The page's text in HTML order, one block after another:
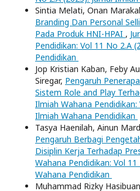
Sintia Melati, Onan
Branding Dan Personal
Pada Produk HNI-HPAI ,
Pendidikan: Vol 11 No 2.A
Pendidikan
Jop Kristian Kaban, Feby
Siregar, Pengaruh
Sistem Role and Play
Ilmiah Wahana Pendidikan:
Ilmiah Wahana Pendidikan
Tasya Haenilah, Ainun
Pengaruh Berbagi
Disiplin Kerja Terhadap
Wahana Pendidikan: Vol
Wahana Pendidikan
Muhammad Rizky